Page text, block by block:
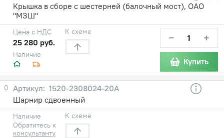
Крышка в сборе с шестерней (балочный мост), ОАО
"МЗШ"
Наличие
Цена с НДС
25 280 руб.
К схеме − +
Купить
0
1520-2308024-20А
Шарнир сдвоенный
Наличие
Обратитесь к
консультанту
К схеме